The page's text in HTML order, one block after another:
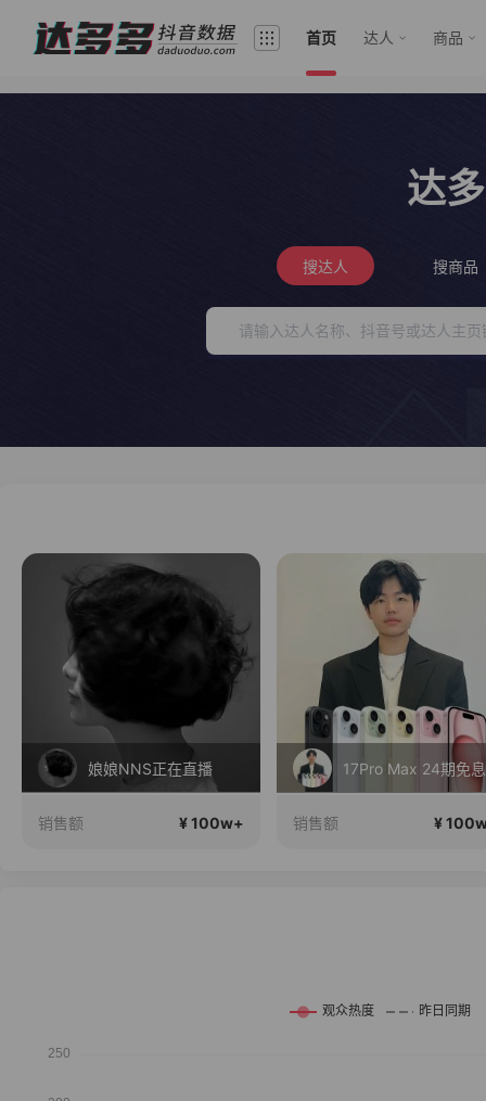
首页 达人 商品
达
搜达人 搜商品
娘娘NNS正在直播
销售额 ¥ 100w+
17Pro Max 24期免息
销售额 ¥